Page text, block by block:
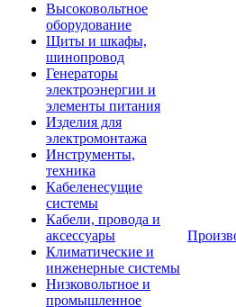
Высоковольтное
оборудование
Щиты и шкафы,
шинопровод
Генераторы
электроэнергии и
элементы питания
Изделия для
электромонтажа
Инструменты,
техника
Кабеленесущие
системы
Кабели, провода и
аксессуары
Климатические и
инженерные системы
Низковольтное и
промышленное